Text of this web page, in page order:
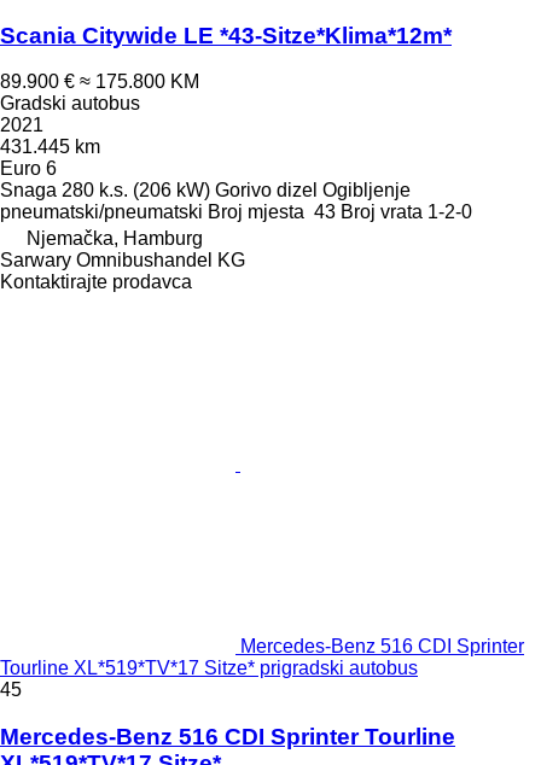
Scania Citywide LE *43-Sitze*Klima*12m*
89.900 € ≈ 175.800 KM
Gradski autobus
2021
431.445 km
Euro 6
Snaga 280 k.s. (206 kW) Gorivo dizel Ogibljenje
pneumatski/pneumatski Broj mjesta 43 Broj vrata 1-2-0
Njemačka, Hamburg
Sarwary Omnibushandel KG
Kontaktirajte prodavca
Mercedes-Benz 516 CDI Sprinter
Tourline XL*519*TV*17 Sitze* prigradski autobus
45
Mercedes-Benz 516 CDI Sprinter Tourline